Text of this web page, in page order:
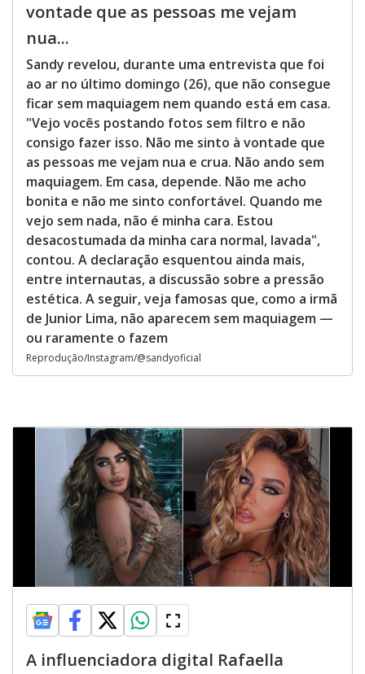
vontade que as pessoas me vejam
nua...
Sandy revelou, durante uma entrevista que foi
ao ar no último domingo (26), que não consegue
ficar sem maquiagem nem quando está em casa.
"Vejo vocês postando fotos sem filtro e não
consigo fazer isso. Não me sinto à vontade que
as pessoas me vejam nua e crua. Não ando sem
maquiagem. Em casa, depende. Não me acho
bonita e não me sinto confortável. Quando me
vejo sem nada, não é minha cara. Estou
desacostumada da minha cara normal, lavada",
contou. A declaração esquentou ainda mais,
entre internautas, a discussão sobre a pressão
estética. A seguir, veja famosas que, como a irmã
de Junior Lima, não aparecem sem maquiagem —
ou raramente o fazem
Reprodução/Instagram/@sandyoficial
A influenciadora digital Rafaella